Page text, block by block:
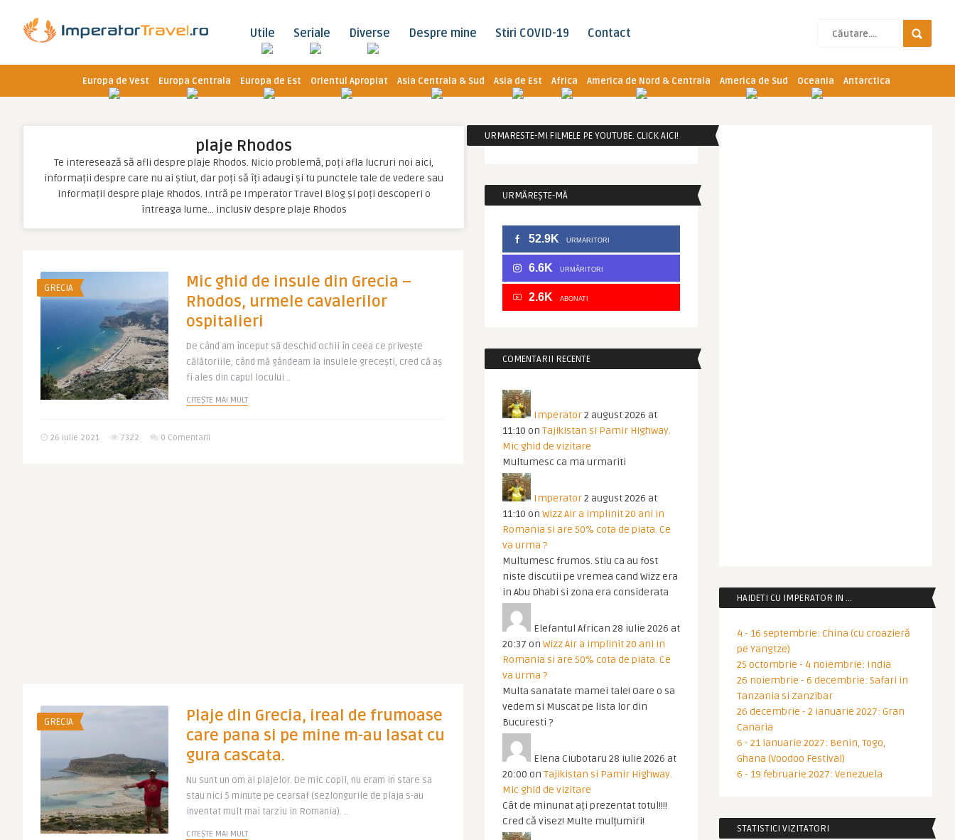
Utile Seriale Diverse Despre mine Stiri COVID-19 Contact
Europa de Vest Europa Centrala Europa de Est Orientul Apropiat Asia Centrala & Sud Asia de Est Africa America de Nord & Centrala America de Sud Oceania Antarctica
plaje Rhodos
Te interesează să afli despre plaje Rhodos. Nicio problemă, poți afla lucruri noi aici,
informații despre care nu ai știut, dar poți să îți adaugi și tu punctele tale de vedere sau
informații despre plaje Rhodos. Intră pe Imperator Travel Blog și poți descoperi o
întreaga lume… inclusiv despre plaje Rhodos
GRECIA
Mic ghid de insule din Grecia –
Rhodos, urmele cavalerilor
ospitalieri
De când am început să deschid ochii în ceea ce privește
călătoriile, când mă gândeam la insulele grecești, cred că aș
fi ales din capul locului ..
CITEȘTE MAI MULT
26 iulie 2021 7322 0 Comentarii
GRECIA
Plaje din Grecia, ireal de frumoase
care pana si pe mine m-au lasat cu
gura cascata.
Nu sunt un om al plajelor. De mic copil, nu eram in stare sa
stau nici 5 minute pe cearsaf (sezlongurile de plaja s-au
inventat mult mai tarziu in Romania). ..
CITEȘTE MAI MULT
URMARESTE-MI FILMELE PE YOUTUBE. CLICK AICI!
URMĂREȘTE-MĂ
52.9K URMARITORI
6.6K URMĂRITORI
2.6K ABONATI
COMENTARII RECENTE
Imperator2 august 2026 at
11:10 on Tajikistan si Pamir Highway.
Mic ghid de vizitare
Multumesc ca ma urmariti
Imperator2 august 2026 at
11:10 on Wizz Air a implinit 20 ani in
Romania si are 50% cota de piata. Ce
va urma ?
Multumesc frumos. Stiu ca au fost
niste discutii pe vremea cand Wizz era
in Abu Dhabi si zona era considerata
Elefantul African 28 iulie 2026 at
20:37 on Wizz Air a implinit 20 ani in
Romania si are 50% cota de piata. Ce
va urma ?
Multa sanatate mamei tale! Oare o sa
vedem si Muscat pe lista lor din
Bucuresti ?
Elena Ciubotaru 28 iulie 2026 at
20:00 on Tajikistan si Pamir Highway.
Mic ghid de vizitare
Cât de minunat ați prezentat totul!!!!
Cred că visez! Multe mulțumiri!
HAIDETI CU IMPERATOR IN …
4 - 16 septembrie: China (cu croazieră
pe Yangtze)
25 octombrie - 4 noiembrie: India
26 noiembrie - 6 decembrie: Safari in
Tanzania si Zanzibar
26 decembrie - 2 ianuarie 2027: Gran
Canaria
6 - 21 ianuarie 2027: Benin, Togo,
Ghana (Voodoo Festival)
6 - 19 februarie 2027: Venezuela
STATISTICI VIZITATORI